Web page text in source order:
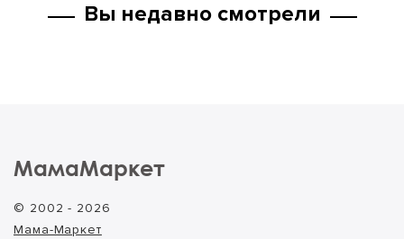
Вы недавно смотрели
МамаМаркет
© 2002 - 2026
Мама-Маркет